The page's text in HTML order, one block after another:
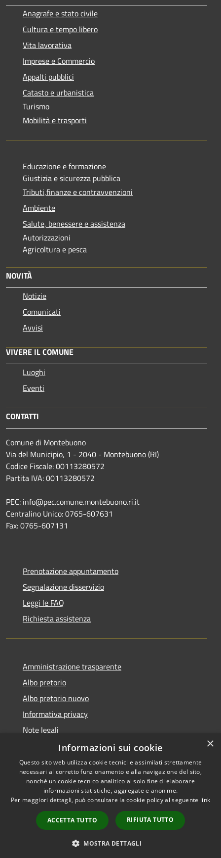
Anagrafe e stato civile
Cultura e tempo libero
Vita lavorativa
Imprese e Commercio
Appalti pubblici
Catasto e urbanistica
Turismo
Mobilità e trasporti
Educazione e formazione
Giustizia e sicurezza pubblica
Tributi,finanze e contravvenzioni
Ambiente
Salute, benessere e assistenza
Autorizzazioni
Agricoltura e pesca
NOVITÀ
Notizie
Comunicati
Avvisi
VIVERE IL COMUNE
Luoghi
Eventi
CONTATTI
Comune di Montebuono
Via del Municipio, 1 - 2040 - Montebuono (RI)
Codice Fiscale: 00113280572
Partita IVA: 00113280572
PEC: info@pec.comune.montebuono.ri.it
Centralino Unico: 0765-607631
Fax: 0765-607131
Prenotazione appuntamento
Segnalazione disservizio
Leggi le FAQ
Richiesta assistenza
Amministrazione trasparente
Albo pretorio
Albo pretorio nuovo
Informativa privacy
Note legali
Dichiarazione di accessibilità
RSS
Copyright © 2026 • Comune di
Municipium•
Accesso
redazione
×
Informazioni sui cookie
Questo sito web utilizza cookie tecnici e assimilati strettamente
necessari al corretto funzionamento e alla navigazione del sito,
nonché un cookie tecnico analitico al solo fine di elaborare
informazioni statistiche, aggregate e anonime.
Per maggiori dettagli, può consultare la cookie policy al seguente link
ACCETTA TUTTO RIFIUTA TUTTO
MOSTRA DETTAGLI